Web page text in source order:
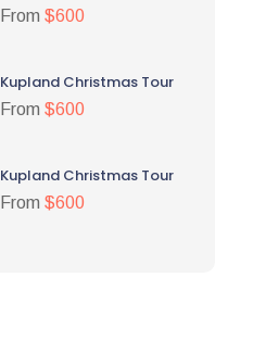
From$600
Kupland Christmas Tour
From$600
Kupland Christmas Tour
From$600